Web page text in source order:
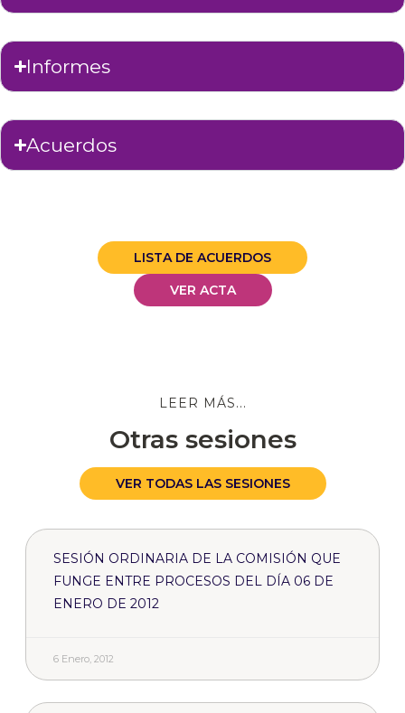
Informes
Acuerdos
LISTA DE ACUERDOS
VER ACTA
LEER MÁS...
Otras sesiones
VER TODAS LAS SESIONES
SESIÓN ORDINARIA DE LA COMISIÓN QUE
FUNGE ENTRE PROCESOS DEL DÍA 06 DE
ENERO DE 2012
6 Enero, 2012